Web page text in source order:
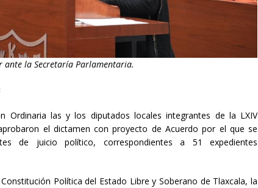
UNCATEGORIZED
ante la Secretaría Parlamentaria.
Ordinaria las y los diputados locales integrantes de la LXIV
el dictamen con proyecto de Acuerdo por el que se
de juicio político, correspondientes a 51 expedientes
Política del Estado Libre y Soberano de Tlaxcala, la